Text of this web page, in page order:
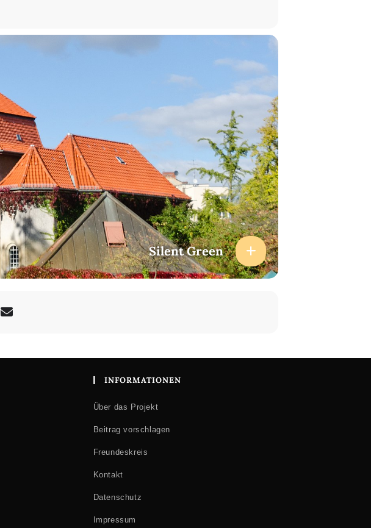
Silent Green
INFORMATIONEN
Über das Projekt
Beitrag vorschlagen
Freundeskreis
Kontakt
Datenschutz
Impressum